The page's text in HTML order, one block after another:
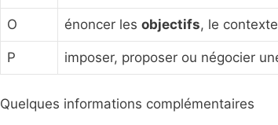
O énoncer les objectifs, le
P imposer, proposer ou négocier
Quelques informations complémentaires